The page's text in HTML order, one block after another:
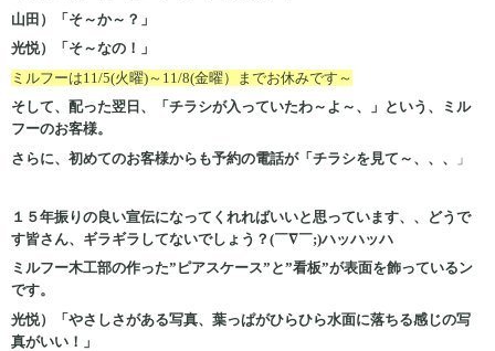
山田）「そ～か～？」
光悦）「そ～なの！」
ミルフーは11/5(火曜)～11/8(金曜）までお休みです～
そして、配った翌日、「チラシが入っていたわ～よ～、」という、ミル
フーのお客様。
さらに、初めてのお客様からも予約の電話が「チラシを見て～、、、
」
１５年振りの良い宣伝になってくれればいいと思っています、、どうで
す皆さん、ギラギラしてないでしょう？(￣∇￣;)ハッハッハ
ミルフー木工部の作った”ピアスケース”と”看板”が表面を飾っているン
です。
光悦）「やさしさがある写真、葉っぱがひらひら水面に落ちる感じの写
真がいい！」